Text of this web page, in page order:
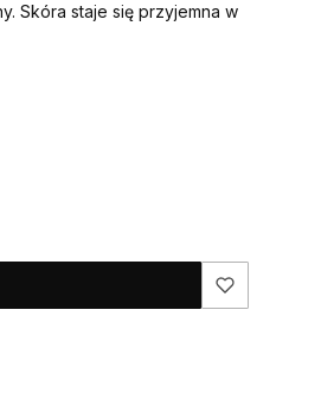
Skóra staje się przyjemna w